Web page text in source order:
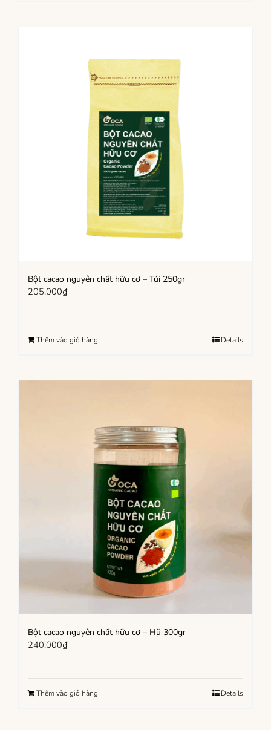
Bột cacao nguyên chất hữu cơ – Túi 250gr
205,000₫
Thêm vào giỏ hàng Details
Bột cacao nguyên chất hữu cơ – Hũ 300gr
240,000₫
Thêm vào giỏ hàng Details